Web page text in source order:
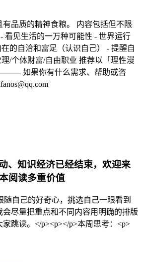
品质的精神食粮。 内容包括但不限
看见生活的一万种可能性 - 世界运行
的自洽和富足（认识自己） - 提醒自
/个体财富/自由职业 推荐以「理性漫
如果你有什么需求、帮助或咨
、知识经济已经结束，欢迎来
阅读多重价值
随自己的好奇心，挑选自己一眼看到
尽量把重点和不同内容用明确的排版
跳读。</p><p></p>本周思考：<p>